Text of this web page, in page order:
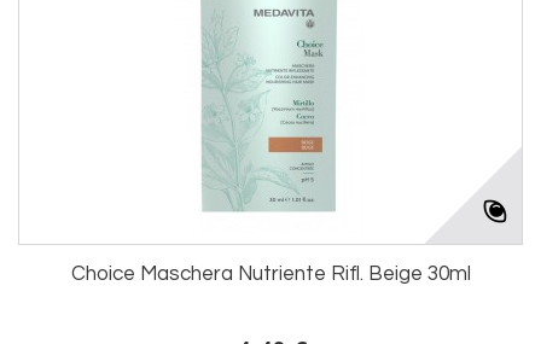
Choice Maschera Nutriente Rifl. Beige 30ml